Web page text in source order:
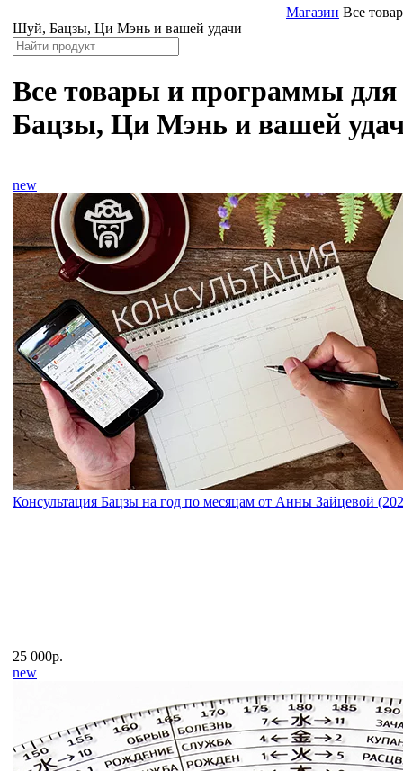
Магазин Все
Шуй, Бацзы, Ци Мэнь и вашей удачи
Все товары и программы
Бацзы, Ци Мэнь и вашей
new
Консультация Бацзы на год по месяцам от Анны Зайцевой
25 000р.
new